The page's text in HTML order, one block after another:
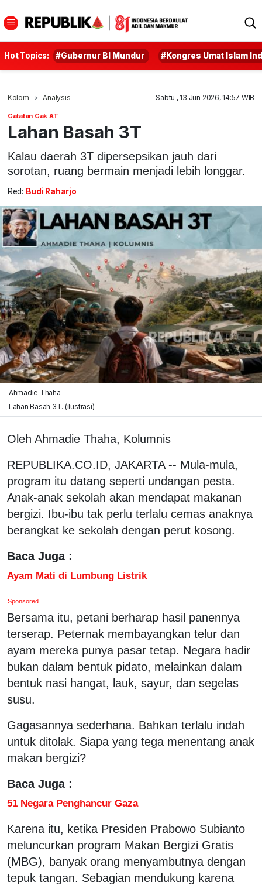
Hot Topics: #Gubernur BI Mundur #Kongres Umat Islam
Kolom Analysis Sabtu , 13 Jun 2026, 14:57 WIB
Catatan Cak AT
Lahan Basah 3T
Kalau daerah 3T dipersepsikan jauh dari
sorotan, ruang bermain menjadi lebih longgar.
Red: Budi Raharjo
Ahmadie Thaha
Lahan Basah 3T. (ilustrasi)
Oleh Ahmadie Thaha, Kolumnis
REPUBLIKA.CO.ID, JAKARTA -- Mula-mula,
program itu datang seperti undangan pesta.
Anak-anak sekolah akan mendapat makanan
bergizi. Ibu-ibu tak perlu terlalu cemas anaknya
berangkat ke sekolah dengan perut kosong.
Baca Juga :
Ayam Mati di Lumbung Listrik
Sponsored
Bersama itu, petani berharap hasil panennya
terserap. Peternak membayangkan telur dan
ayam mereka punya pasar tetap. Negara hadir
bukan dalam bentuk pidato, melainkan dalam
bentuk nasi hangat, lauk, sayur, dan segelas
susu.
Gagasannya sederhana. Bahkan terlalu indah
untuk ditolak. Siapa yang tega menentang anak
makan bergizi?
Baca Juga :
51 Negara Penghancur Gaza
Karena itu, ketika Presiden Prabowo Subianto
meluncurkan program Makan Bergizi Gratis
(MBG), banyak orang menyambutnya dengan
tepuk tangan. Sebagian mendukung karena